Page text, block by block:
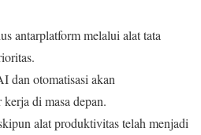
antarplatform melalui alat tata
dan otomatisasi akan
di masa depan.
alat produktivitas telah menjadi